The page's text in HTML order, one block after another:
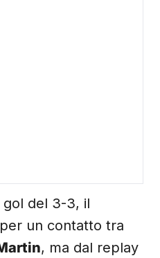
gol del 3-3, il
un contatto tra
, ma dal replay